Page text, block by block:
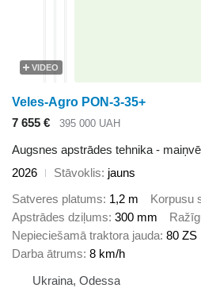
VIDEO
Veles-Agro PON-3-35+
7 655 €
395 000 UAH
Augsnes apstrādes tehnika -
2026
Stāvoklis jauns
Satveres platums 1,2 m Korpusu
Apstrādes dziļums 300 mm
Nepieciešamā traktora jauda 80 ZS
Darba ātrums 8 km/h
Ukraina, Odessa